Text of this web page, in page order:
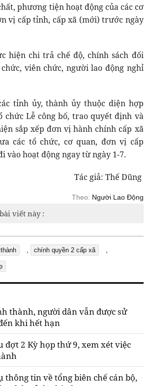
phương tiện hoạt động của các cơ
vị cấp tỉnh, cấp xã (mới) trước ngày
hiện chi trả chế độ, chính sách đối
viên chức, người lao động nghỉ
tỉnh ủy, thành ủy thuộc diện hợp
chức Lễ công bố, trao quyết định và
sắp xếp đơn vị hành chính cấp xã
các tổ chức, cơ quan, đơn vị cấp
vào hoạt động ngay từ ngày 1-7.
Tác giả: Thế Dũng
Theo: Người Lao Động
viết này :
chính quyền 2 cấp xã
thành, người dân vẫn được sử
khi hết hạn
đợt 2 Kỳ họp thứ 9, xem xét việc
thông tin về tổng biên chế cán bộ,